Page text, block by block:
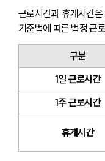
근로시간과 휴게시간
기준법에 따른 법정 근
구분
1일 근로시간
1주 근로시간
휴게시간